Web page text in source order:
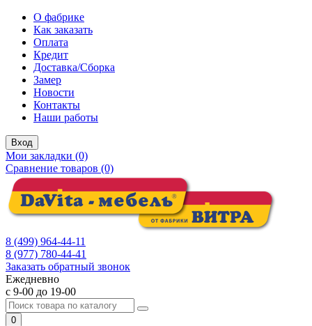
О фабрике
Как заказать
Оплата
Кредит
Доставка/Сборка
Замер
Новости
Контакты
Наши работы
Вход
Мои закладки (0)
Сравнение товаров (0)
8 (499) 964-44-11
8 (977) 780-44-41
Заказать обратный звонок
Ежедневно
с 9-00 до 19-00
0